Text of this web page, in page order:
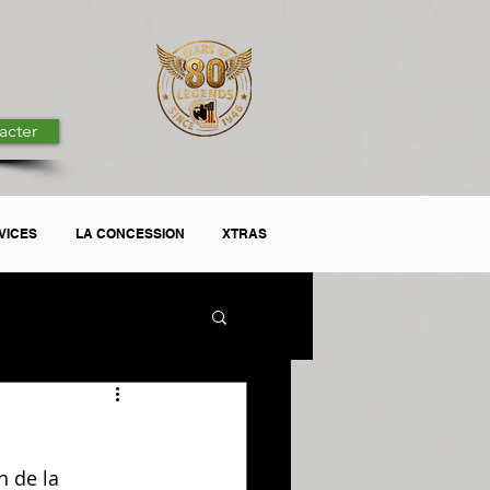
LA CONCESSION XTRAS
de la